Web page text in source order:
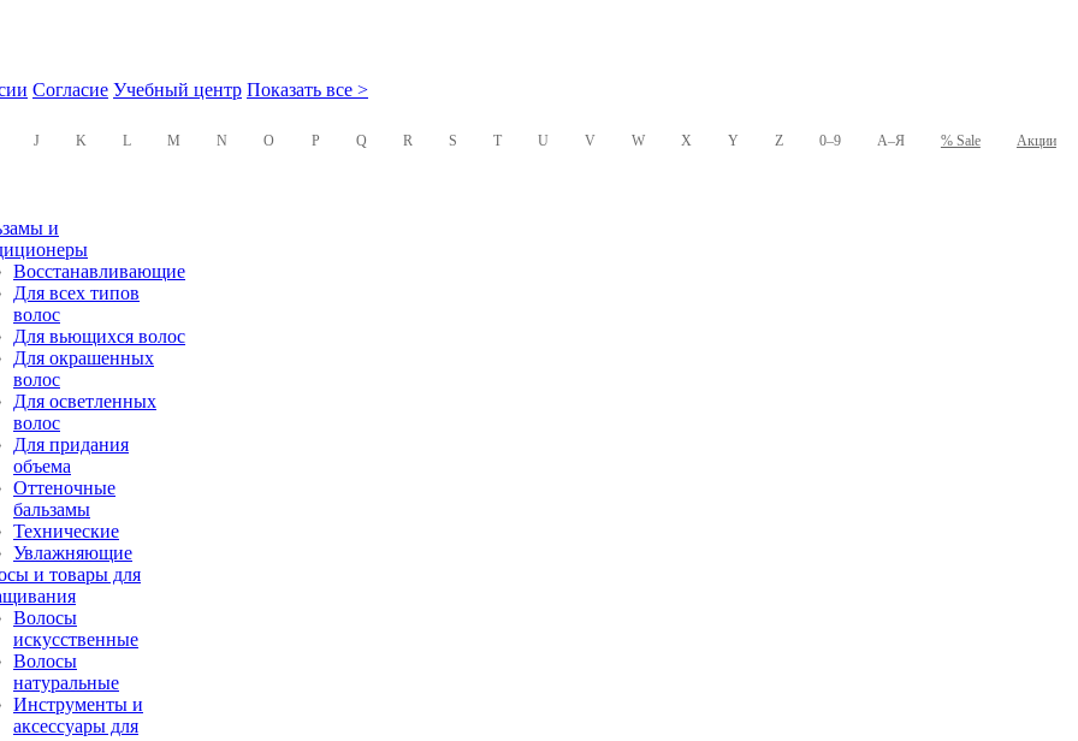
Согласие Учебный центр Показать все >
J K L M N O P Q R S T U V W X Y Z 0–9 А–Я % Sale Акции
и
Восстанавливающие
Для всех типов
волос
Для вьющихся волос
Для окрашенных
волос
Для осветленных
волос
Для придания
объема
Оттеночные
бальзамы
Технические
Увлажняющие
и товары для
Волосы
искусственные
Волосы
натуральные
Инструменты и
аксессуары для